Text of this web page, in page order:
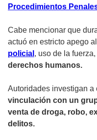
Procedimientos
Cabe mencionar que
actuó en estricto apego al
policial , uso de la
derechos humanos.
Autoridades investigan a
vinculación con un
venta de droga, robo,
delitos.